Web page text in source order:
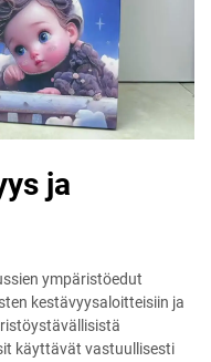
ja
ympäristöedut
kestävyysaloitteisiin ja
käyttävät vastuullisesti